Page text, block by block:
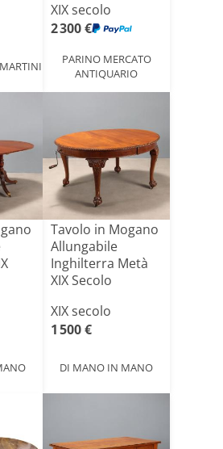
XIX secolo
2 300 €
PARINO MERCATO
ANTIQUARIO
Tavolo in Mogano
Allungabile
Inghilterra Metà
XIX Secolo
XIX secolo
1 500 €
DI MANO IN MANO